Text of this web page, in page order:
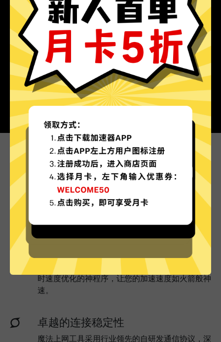
为什么选择魔法上网工具?
更多服务器地区选择
魔法上网工具现已拥有超多加速服务器节点，并且
魔法上网工具已为所有魔法上网工具服务器部署实
时速度优化的神程序，让您的加速速度如火箭般神
速。
卓越的连接稳定性
魔法上网工具采用行业领先的自研发通信协议，深